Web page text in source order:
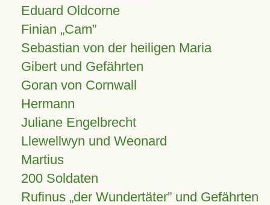
Eduard Oldcorne
Finian Cam
Sebastian von der heiligen Maria
Gibert und Gefährten
Goran von Cornwall
Hermann
Juliane Engelbrecht
Llewellwyn und Weonard
Martius
200 Soldaten
Rufinus „der Wundertäter” und Gefährten